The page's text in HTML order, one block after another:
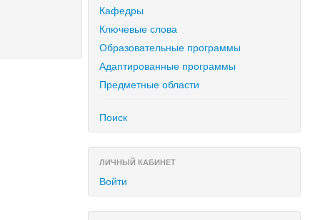
Кафедры
Ключевые слова
Образовательные программы
Адаптированные программы
Предметные области
Поиск
ЛИЧНЫЙ КАБИНЕТ
Войти